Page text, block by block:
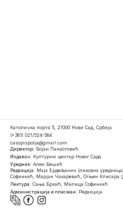
Католичка порта 5, 21000 Нови Сад, Србија
(+381) 021/524-584
casopispolja@gmail.com
Директор: Бојан Панаотовић
Издавач: Културни центар Новог Сада
Уредник: Ален Бешић
Редакција: Маја Ердељанин (ликовна
Софинкић, Марјан Чакаревић, Огњен Клисара
Лектура: Сања Бркић, Милица Софинкић
Администрација и пласман: Редакција